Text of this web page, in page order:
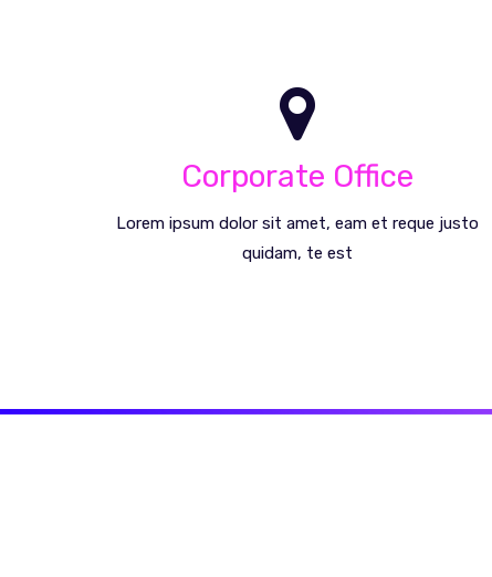
Corporate Office
Lorem ipsum dolor sit amet, eam et reque justo
quidam, te est
Smart Business Integrations
Av. Eloy Alfaro N52-410 y Avigiras, , Quito, , ,
Ecuador
Request A Call